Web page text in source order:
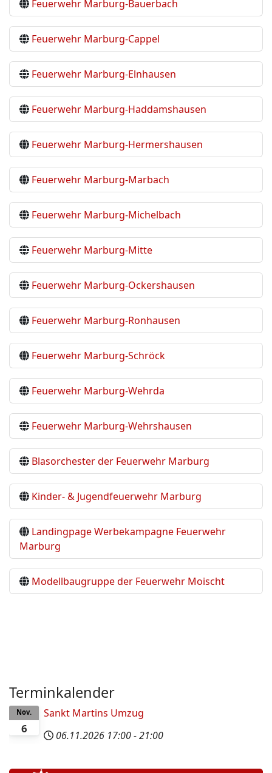
Feuerwehr Marburg-Bauerbach
Feuerwehr Marburg-Cappel
Feuerwehr Marburg-Elnhausen
Feuerwehr Marburg-Haddamshausen
Feuerwehr Marburg-Hermershausen
Feuerwehr Marburg-Marbach
Feuerwehr Marburg-Michelbach
Feuerwehr Marburg-Mitte
Feuerwehr Marburg-Ockershausen
Feuerwehr Marburg-Ronhausen
Feuerwehr Marburg-Schröck
Feuerwehr Marburg-Wehrda
Feuerwehr Marburg-Wehrshausen
Blasorchester der Feuerwehr Marburg
Kinder- & Jugendfeuerwehr Marburg
Landingpage Werbekampagne Feuerwehr
Marburg
Modellbaugruppe der Feuerwehr Moischt
Terminkalender
6
Nov.
Sankt Martins Umzug
06.11.2026 17:00-21:00